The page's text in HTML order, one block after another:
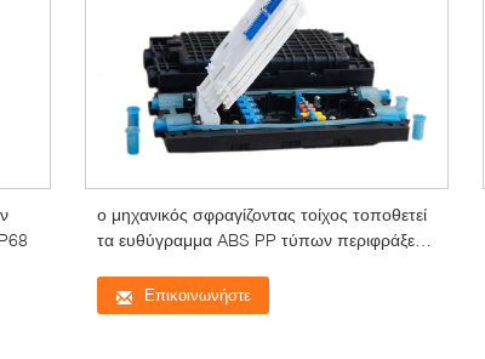
ο μηχανικός σφραγίζοντας τοίχος τοποθετεί
τα ευθύγραμμα ABS PP τύπων περιφράξεων
Επικοινωνήστε